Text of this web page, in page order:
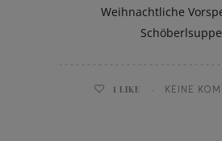
Weihnachtliche
Schöberlsuppe
1 LIKE KEINE